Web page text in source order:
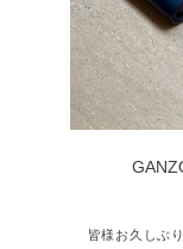
皆様お久しぶ